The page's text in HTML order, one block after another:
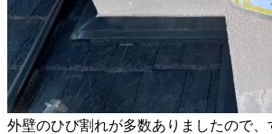
外壁のひび割れが多数ありましたので